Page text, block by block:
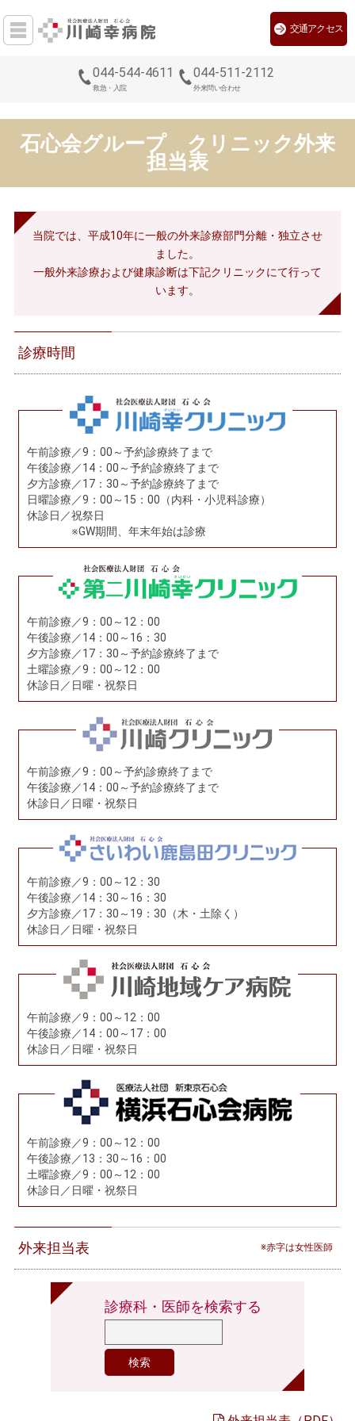
044-544-4611
救急・入院
044-511-2112
外来問い合わせ
交通アクセス
石心会グループ クリニック外来
担当表
当院では、平成10年に一般の外来診療部門分離・独立させ
ました。
一般外来診療および健康診断は下記クリニックにて行って
います。
診療時間
午前診療／9：00～予約診療終了まで
午後診療／14：00～予約診療終了まで
夕方診療／17：30～予約診療終了まで
日曜診療／9：00～15：00（内科・小児科診療）
休診日／祝祭日
※GW期間、年末年始は診療
午前診療／9：00～12：00
午後診療／14：00～16：30
夕方診療／17：30～予約診療終了まで
土曜診療／9：00～12：00
休診日／日曜・祝祭日
午前診療／9：00～予約診療終了まで
午後診療／14：00～予約診療終了まで
休診日／日曜・祝祭日
午前診療／9：00～12：30
午後診療／14：30～16：30
夕方診療／17：30～19：30（木・土除く）
休診日／日曜・祝祭日
午前診療／9：00～12：00
午後診療／14：00～17：00
休診日／日曜・祝祭日
午前診療／9：00～12：00
午後診療／13：30～16：00
土曜診療／9：00～12：00
休診日／日曜・祝祭日
外来担当表 ※赤字は女性医師
診療科・医師を検索する